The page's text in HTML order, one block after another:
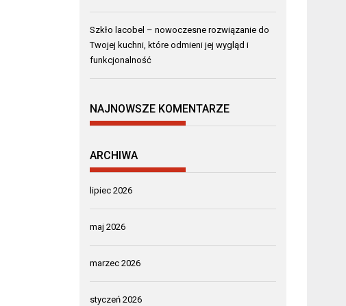
Szkło lacobel – nowoczesne rozwiązanie do
Twojej kuchni, które odmieni jej wygląd i
funkcjonalność
NAJNOWSZE KOMENTARZE
ARCHIWA
lipiec 2026
maj 2026
marzec 2026
styczeń 2026